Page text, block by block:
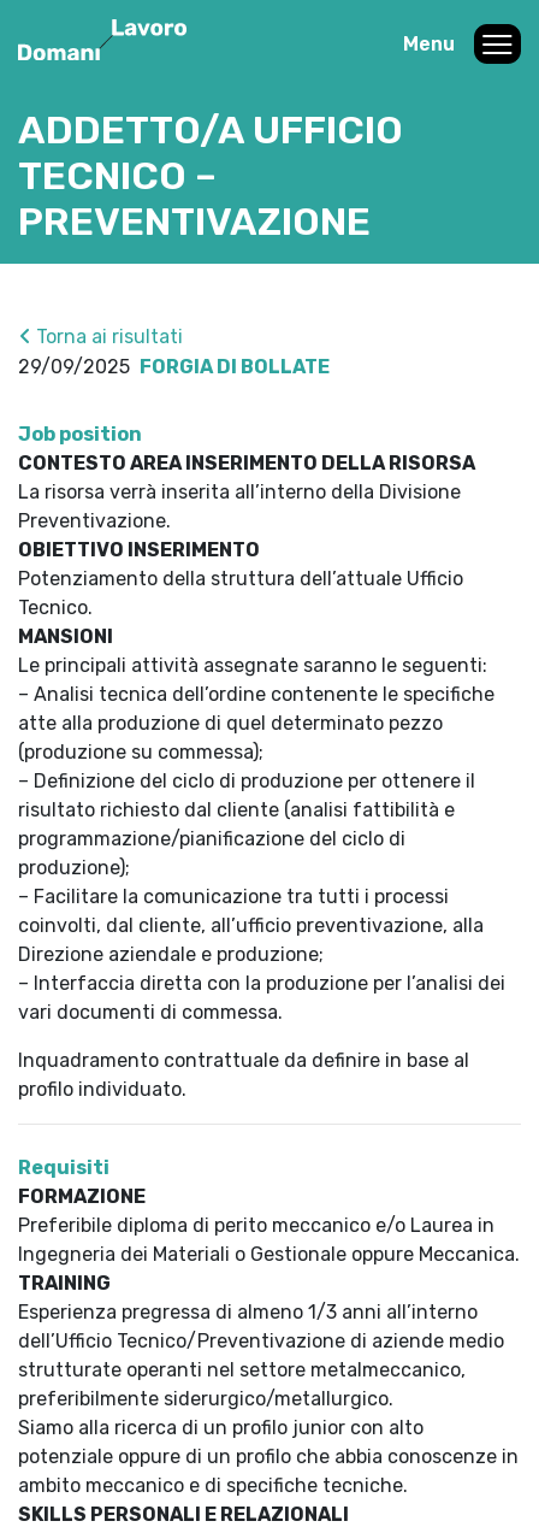
Menu
ADDETTO/A UFFICIO
TECNICO –
PREVENTIVAZIONE
Torna ai risultati
29/09/2025 FORGIA DI BOLLATE
Job position
CONTESTO AREA INSERIMENTO DELLA RISORSA
La risorsa verrà inserita all’interno della Divisione
Preventivazione.
OBIETTIVO INSERIMENTO
Potenziamento della struttura dell’attuale Ufficio
Tecnico.
MANSIONI
Le principali attività assegnate saranno le seguenti:
– Analisi tecnica dell’ordine contenente le specifiche
atte alla produzione di quel determinato pezzo
(produzione su commessa);
– Definizione del ciclo di produzione per ottenere il
risultato richiesto dal cliente (analisi fattibilità e
programmazione/pianificazione del ciclo di
produzione);
– Facilitare la comunicazione tra tutti i processi
coinvolti, dal cliente, all’ufficio preventivazione, alla
Direzione aziendale e produzione;
– Interfaccia diretta con la produzione per l’analisi dei
vari documenti di commessa.
Inquadramento contrattuale da definire in base al
profilo individuato.
Requisiti
FORMAZIONE
Preferibile diploma di perito meccanico e/o Laurea in
Ingegneria dei Materiali o Gestionale oppure Meccanica.
TRAINING
Esperienza pregressa di almeno 1/3 anni all’interno
dell’Ufficio Tecnico/Preventivazione di aziende medio
strutturate operanti nel settore metalmeccanico,
preferibilmente siderurgico/metallurgico.
Siamo alla ricerca di un profilo junior con alto
potenziale oppure di un profilo che abbia conoscenze in
ambito meccanico e di specifiche tecniche.
SKILLS PERSONALI E RELAZIONALI